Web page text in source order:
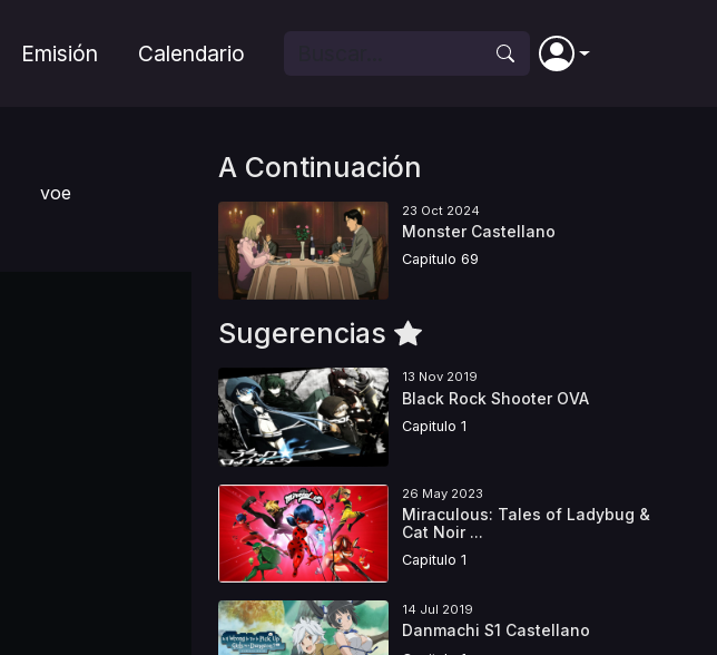
Emisión Calendario
voe
A Continuación
23 Oct 2024
Monster Castellano
Capitulo 69
Sugerencias
13 Nov 2019
Black Rock Shooter OVA
Capitulo 1
26 May 2023
Miraculous: Tales of Ladybug &
Cat Noir ...
Capitulo 1
14 Jul 2019
Danmachi S1 Castellano